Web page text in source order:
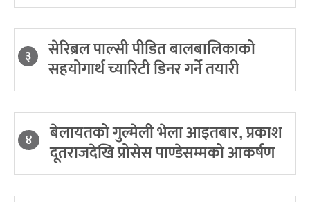
३ सेरिब्रल पाल्सी पीडित बालबालिकाको
सहयोगार्थ च्यारिटी डिनर गर्ने तयारी
४ बेलायतको गुल्मेली भेला आइतबार, प्रकाश
दूतराजदेखि प्रोसेस पाण्डेसम्मको आकर्षण